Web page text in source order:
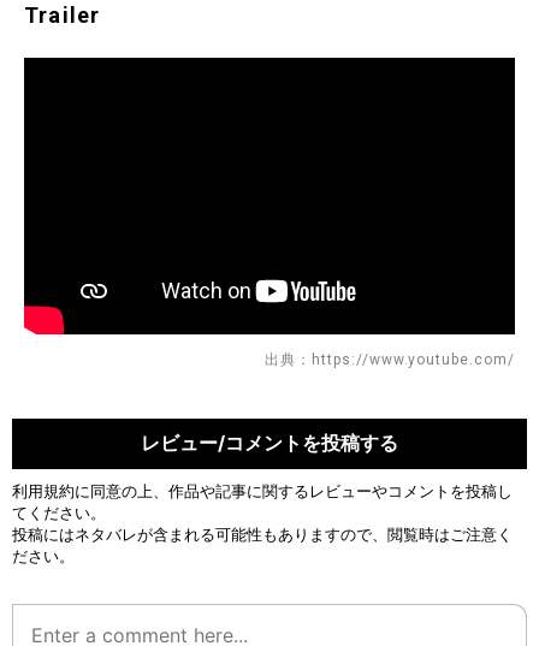
Trailer
出典：https://www.youtube.com/
レビュー/コメントを投稿する
利用規約に同意の上、作品や記事に関するレビューやコメントを投稿し
てください。
投稿にはネタバレが含まれる可能性もありますので、閲覧時はご注意く
ださい。